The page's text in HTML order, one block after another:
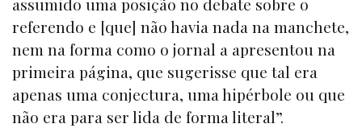
referendo e [que] não havia nada na manchete,
nem na forma como o jornal a apresentou na
primeira página, que sugerisse que tal era
apenas uma conjectura, uma hipérbole ou que
não era para ser lida de forma literal”.